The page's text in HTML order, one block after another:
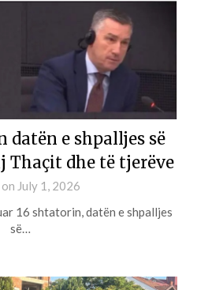
datën e shpalljes së
dhe të tjerëve
July 1, 2026
16 shtatorin, datën e shpalljes
së…